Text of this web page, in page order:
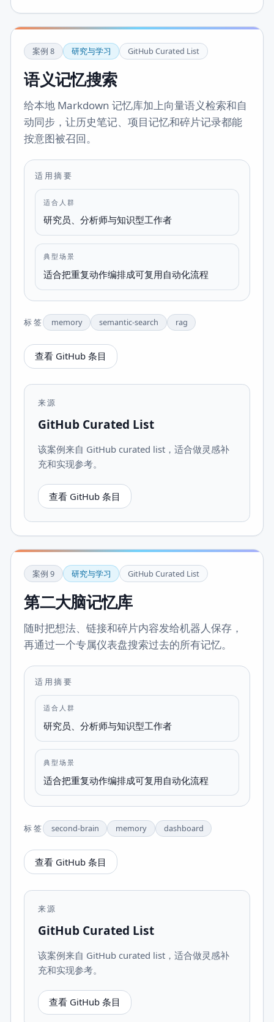
案例 8 研究与学习 GitHub Curated List
语义记忆搜索
给本地 Markdown 记忆库加上向量语义检索和自
动同步，让历史笔记、项目记忆和碎片记录都能
按意图被召回。
适用摘要
适合人群
研究员、分析师与知识型工作者
典型场景
适合把重复动作编排成可复用自动化流程
标签 memory semantic-search rag
查看 GitHub 条目
来源
GitHub Curated List
该案例来自 GitHub curated list，适合做灵感补
充和实现参考。
查看 GitHub 条目
案例 9 研究与学习 GitHub Curated List
第二大脑记忆库
随时把想法、链接和碎片内容发给机器人保存，
再通过一个专属仪表盘搜索过去的所有记忆。
适用摘要
适合人群
研究员、分析师与知识型工作者
典型场景
适合把重复动作编排成可复用自动化流程
标签 second-brain memory dashboard
查看 GitHub 条目
来源
GitHub Curated List
该案例来自 GitHub curated list，适合做灵感补
充和实现参考。
查看 GitHub 条目